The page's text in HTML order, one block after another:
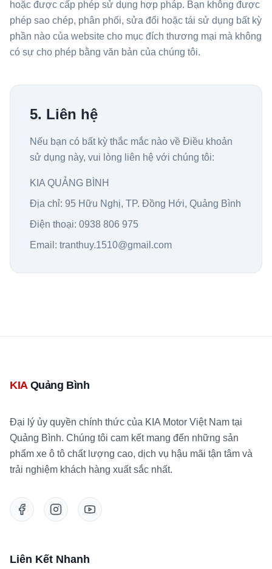
hoặc được cấp phép sử dụng hợp pháp. Bạn không được
phép sao chép, phân phối, sửa đổi hoặc tái sử dụng bất kỳ
phần nào của website cho mục đích thương mại mà không
có sự cho phép bằng văn bản của chúng tôi.
5. Liên hệ
Nếu bạn có bất kỳ thắc mắc nào về Điều khoản
sử dụng này, vui lòng liên hệ với chúng tôi:
KIA QUẢNG BÌNH
Địa chỉ: 95 Hữu Nghị, TP. Đồng Hới, Quảng Bình
Điện thoại: 0938 806 975
Email: tranthuy.1510@gmail.com
KIA Quảng Bình
Đại lý ủy quyền chính thức của KIA Motor Việt Nam tại
Quảng Bình. Chúng tôi cam kết mang đến những sản
phẩm xe ô tô chất lượng cao, dịch vụ hậu mãi tận tâm và
trải nghiệm khách hàng xuất sắc nhất.
Liên Kết Nhanh